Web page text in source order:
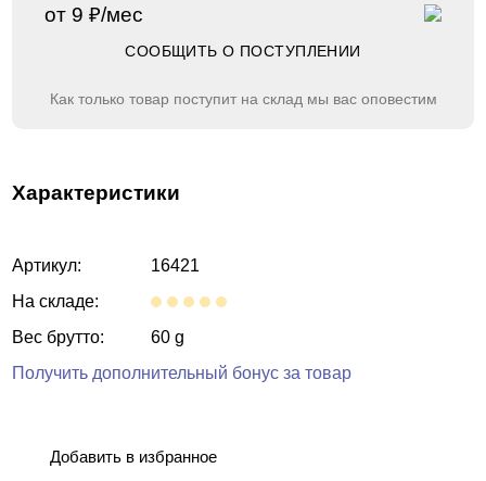
от 9 ₽/мес
СООБЩИТЬ О ПОСТУПЛЕНИИ
Как только товар поступит на склад мы вас оповестим
Характеристики
Артикул:
16421
На складе:
Вес брутто:
60 g
Получить дополнительный бонус за товар
Добавить в избранное